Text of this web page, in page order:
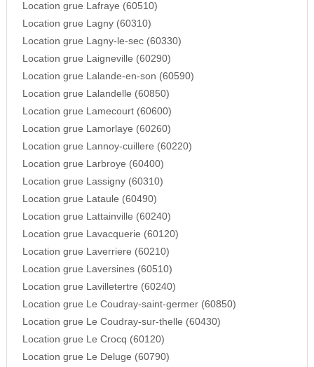
Location grue Lafraye (60510)
Location grue Lagny (60310)
Location grue Lagny-le-sec (60330)
Location grue Laigneville (60290)
Location grue Lalande-en-son (60590)
Location grue Lalandelle (60850)
Location grue Lamecourt (60600)
Location grue Lamorlaye (60260)
Location grue Lannoy-cuillere (60220)
Location grue Larbroye (60400)
Location grue Lassigny (60310)
Location grue Lataule (60490)
Location grue Lattainville (60240)
Location grue Lavacquerie (60120)
Location grue Laverriere (60210)
Location grue Laversines (60510)
Location grue Lavilletertre (60240)
Location grue Le Coudray-saint-germer (60850)
Location grue Le Coudray-sur-thelle (60430)
Location grue Le Crocq (60120)
Location grue Le Deluge (60790)